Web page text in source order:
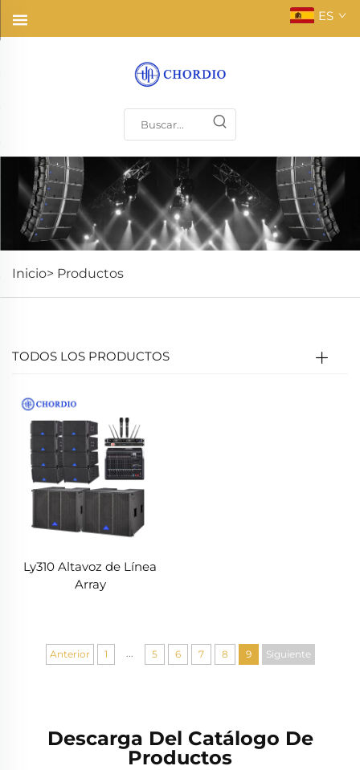
ES
Inicio> Productos
TODOS LOS PRODUCTOS
Ly310 Altavoz de Línea
Array
Anterior 1 5 6 7 8 9 Siguiente
Descarga Del Catálogo De
Productos